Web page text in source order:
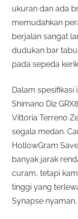
ukuran dan ada
memudahkan
berjalan sangat
dudukan bar
pada sepeda
Dalam
Shimano Di2
Vittoria Terreno
segala medan.
HollowGram
banyak jarak
curam, tetapi
tinggi yang
Synapse